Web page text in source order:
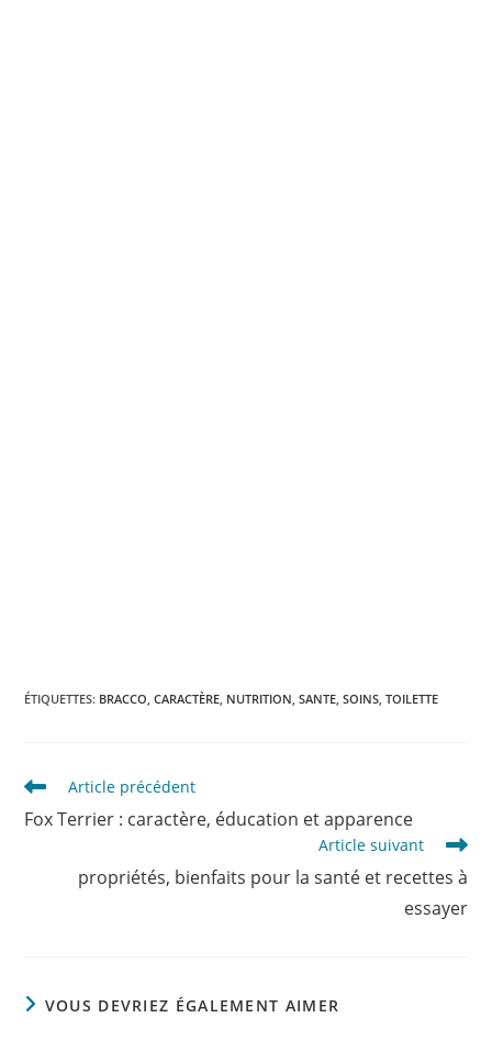
ÉTIQUETTES: BRACCO, CARACTÈRE, NUTRITION, SANTE, SOINS, TOILETTE
Read
articles
Article précédent
Fox Terrier : caractère, éducation et apparence
Article suivant
propriétés, bienfaits pour la santé et recettes à
essayer
VOUS DEVRIEZ ÉGALEMENT AIMER